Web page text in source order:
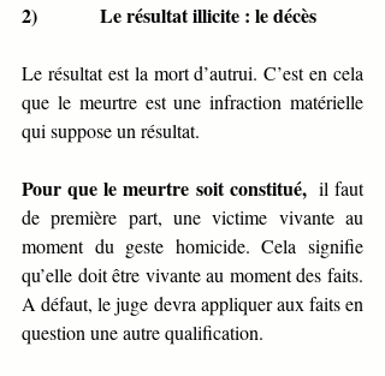
2)             Le résultat illicite : le décès
Le résultat est la mort d’autrui. C’est en cela
que le meurtre est une infraction matérielle
qui suppose un résultat.
Pour que le meurtre soit constitué, il faut
de première part, une victime vivante au
moment du geste homicide. Cela signifie
qu’elle doit être vivante au moment des faits.
A défaut, le juge devra appliquer aux faits en
question une autre qualification.